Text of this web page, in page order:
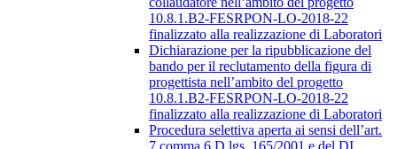
10.8.1.B2-FESRPON-LO-2018-22
finalizzato alla realizzazione di Laboratori
Dichiarazione per la ripubblicazione del
bando per il reclutamento della figura di
progettista nell’ambito del progetto
10.8.1.B2-FESRPON-LO-2018-22
finalizzato alla realizzazione di Laboratori
Procedura selettiva aperta ai sensi dell’art.
7 comma 6 D.lgs. 165/2001 e del DI